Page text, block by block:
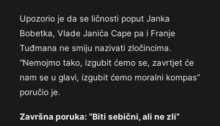
Upozorio je da se ličnosti poput Janka
Bobetka, Vlade Janića Cape pa i Franje
Tuđmana ne smiju nazivati zločincima.
“Nemojmo tako, izgubit ćemo se, zavrtjet će
nam se u glavi, izgubit ćemo moralni kompas”
poručio je.
Završna poruka: “Biti sebični, ali ne zli”